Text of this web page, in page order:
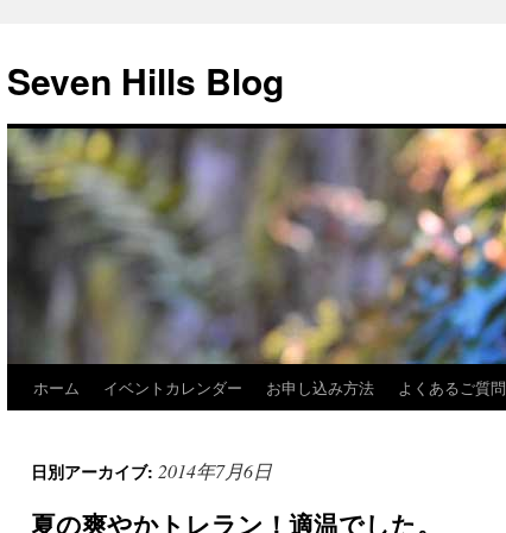
Seven Hills Blog
ホーム イベントカレンダー お申し込み方法 よくあるご質問
日別アーカイブ: 2014年7月6日
夏の爽やかトレラン！適温でした。